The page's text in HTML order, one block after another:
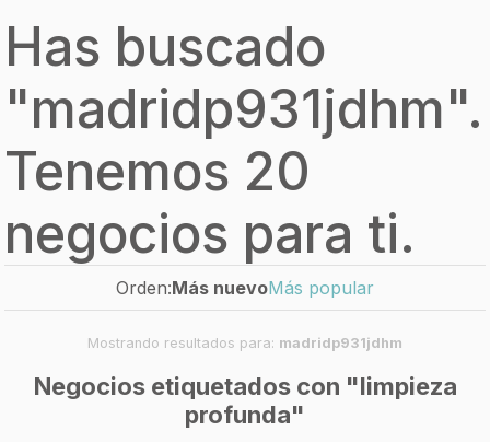
Has buscado
"madridp931jdhm".
Tenemos 20
negocios para ti.
Orden:Más nuevoMás popular
Mostrando resultados para: madridp931jdhm
Negocios etiquetados con "limpieza
profunda"